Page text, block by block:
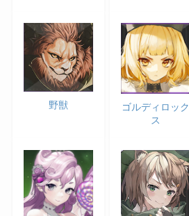
野獣
ゴルディロック
ス